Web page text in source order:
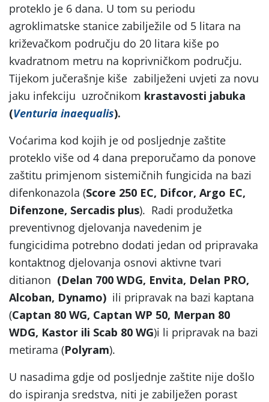
proteklo je 6 dana. U tom su periodu
agroklimatske stanice zabilježile od 5 litara na
križevačkom području do 20 litara kiše po
kvadratnom metru na koprivničkom području.
Tijekom jučerašnje kiše zabilježeni uvjeti za novu
jaku infekciju uzročnikom krastavosti jabuka
(Venturia inaequalis).
Voćarima kod kojih je od posljednje zaštite
proteklo više od 4 dana preporučamo da ponove
zaštitu primjenom sistemičnih fungicida na bazi
difenkonazola (Score 250 EC, Difcor, Argo EC,
Difenzone, Sercadis plus). Radi produžetka
preventivnog djelovanja navedenim je
fungicidima potrebno dodati jedan od pripravaka
kontaktnog djelovanja osnovi aktivne tvari
ditianon (Delan 700 WDG, Envita, Delan PRO,
Alcoban, Dynamo) ili pripravak na bazi kaptana
(Captan 80 WG, Captan WP 50, Merpan 80
WDG, Kastor ili Scab 80 WG)i li pripravak na bazi
metirama (Polyram).
U nasadima gdje od posljednje zaštite nije došlo
do ispiranja sredstva, niti je zabilježen porast